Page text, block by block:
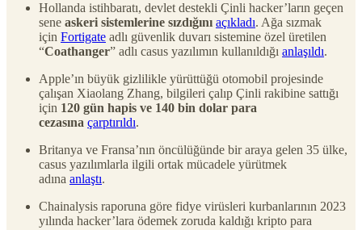
Hollanda istihbaratı, devlet destekli Çinli hacker’ların geçen
sene askeri sistemlerine sızdığını açıkladı. Ağa sızmak
için Fortigate adlı güvenlik duvarı sistemine özel üretilen
“Coathanger” adlı casus yazılımın kullanıldığı anlaşıldı.
Apple’ın büyük gizlilikle yürüttüğü otomobil projesinde
çalışan Xiaolang Zhang, bilgileri çalıp Çinli rakibine sattığı
için 120 gün hapis ve 140 bin dolar para
cezasına çarptırıldı.
Britanya ve Fransa’nın öncülüğünde bir araya gelen 35 ülke,
casus yazılımlarla ilgili ortak mücadele yürütmek
adına anlaştı.
Chainalysis raporuna göre fidye virüsleri kurbanlarının 2023
yılında hacker’lara ödemek zoruda kaldığı kripto para